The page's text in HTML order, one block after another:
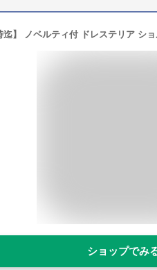
ショップでみ